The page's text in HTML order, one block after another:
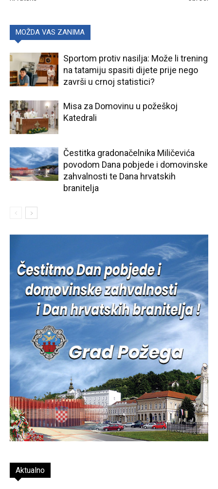
MOŽDA VAS ZANIMA
Sportom protiv nasilja: Može li trening
na tatamiju spasiti dijete prije nego
završi u crnoj statistici?
Misa za Domovinu u požeškoj
Katedrali
Čestitka gradonačelnika Miličevića
povodom Dana pobjede i domovinske
zahvalnosti te Dana hrvatskih
branitelja
Aktualno